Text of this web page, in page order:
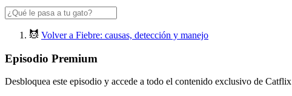
Volver a Fiebre: causas, detección y manejo
Episodio Premium
Desbloquea este episodio y accede a todo el contenido exclusivo de Catflix